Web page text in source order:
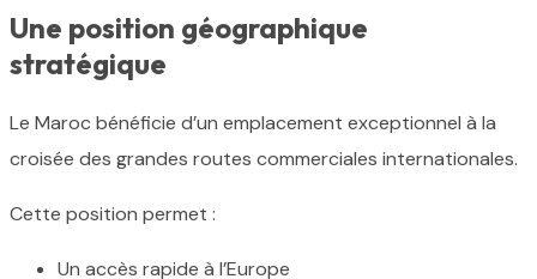
Une position géographique
stratégique
Le Maroc bénéficie d’un emplacement exceptionnel à la
croisée des grandes routes commerciales internationales.
Cette position permet :
Un accès rapide à l’Europe